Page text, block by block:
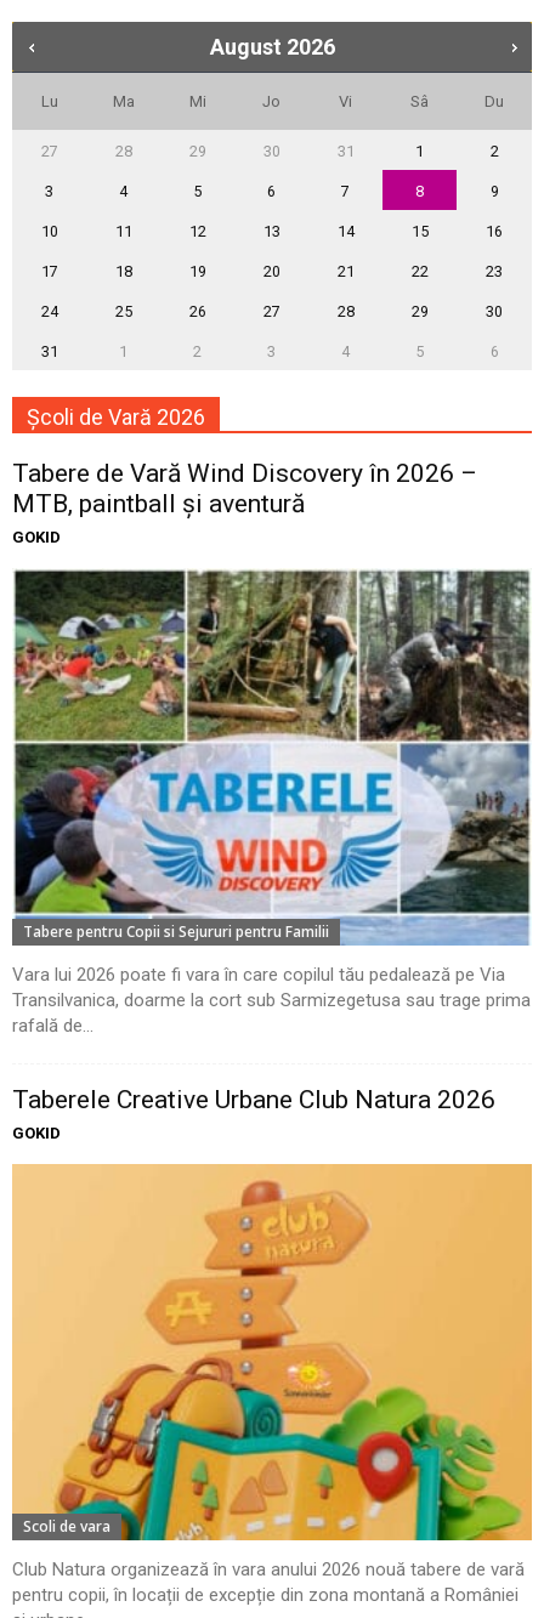
August 2026
Lu Ma Mi Jo Vi Sâ Du
27 28 29 30 31 1 2
3 4 5 6 7 8 9
10 11 12 13 14 15 16
17 18 19 20 21 22 23
24 25 26 27 28 29 30
31 1 2 3 4 5 6
Școli de Vară 2026
Tabere de Vară Wind Discovery în 2026 –
MTB, paintball și aventură
GOKID
Tabere pentru Copii si Sejururi pentru Familii
Vara lui 2026 poate fi vara în care copilul tău pedalează pe Via
Transilvanica, doarme la cort sub Sarmizegetusa sau trage prima
rafală de...
Taberele Creative Urbane Club Natura 2026
GOKID
Scoli de vara
Club Natura organizează în vara anului 2026 nouă tabere de vară
pentru copii, în locații de excepție din zona montană a României